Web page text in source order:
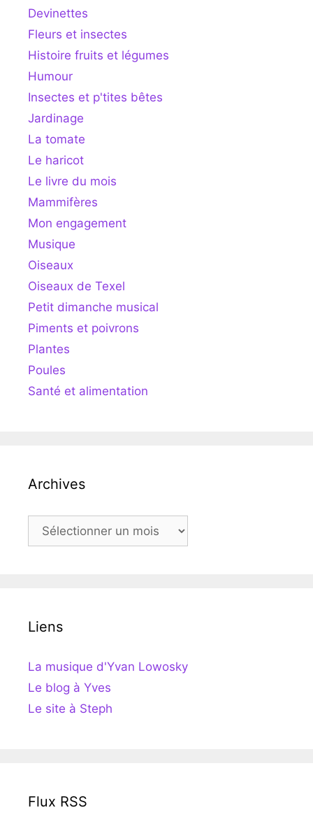
Devinettes
Fleurs et insectes
Histoire fruits et légumes
Humour
Insectes et p'tites bêtes
Jardinage
La tomate
Le haricot
Le livre du mois
Mammifères
Mon engagement
Musique
Oiseaux
Oiseaux de Texel
Petit dimanche musical
Piments et poivrons
Plantes
Poules
Santé et alimentation
Archives
Archives
Liens
La musique d'Yvan Lowosky
Le blog à Yves
Le site à Steph
Flux RSS